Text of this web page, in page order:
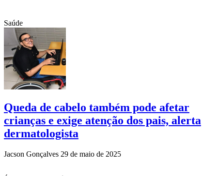
Saúde
Queda de cabelo também pode afetar
crianças e exige atenção dos pais, alerta
dermatologista
Jacson Gonçalves 29 de maio de 2025